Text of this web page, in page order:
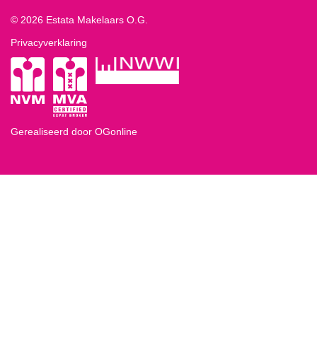
© 2026 Estata Makelaars O.G.
Privacyverklaring
Gerealiseerd door OGonline